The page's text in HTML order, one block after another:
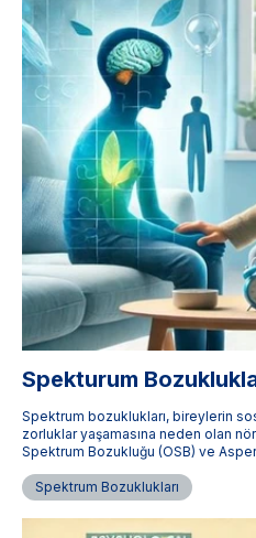
Spekturum
Spektrum bozuklukları, bireylerin
zorluklar yaşamasına neden olan
Spektrum Bozukluğu (OSB) ve
Türkiye'nin dört bir yanındaki uzman
Spektrum Bozuklukları